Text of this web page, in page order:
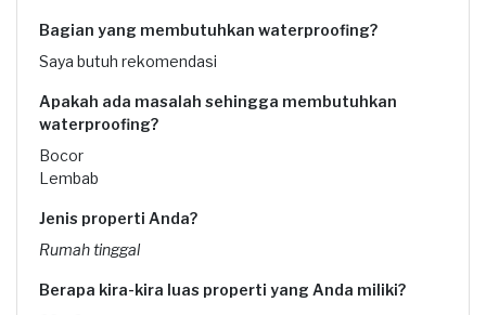
Bagian yang membutuhkan waterproofing?
Saya butuh rekomendasi
Apakah ada masalah sehingga membutuhkan
waterproofing?
Bocor
Lembab
Jenis properti Anda?
Rumah tinggal
Berapa kira-kira luas properti yang Anda miliki?